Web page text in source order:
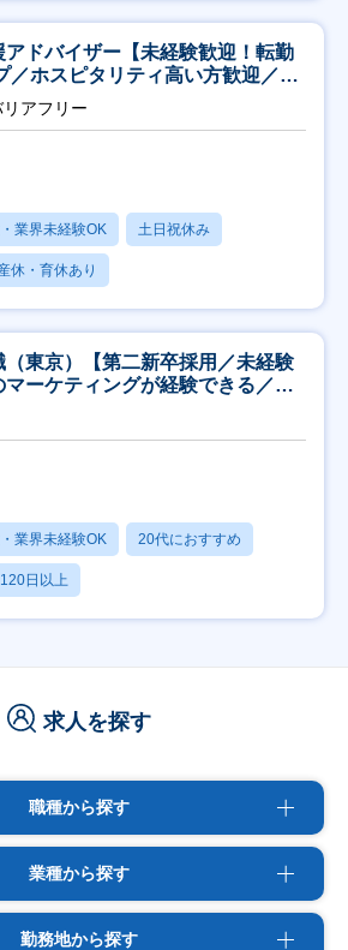
アドバイザー【未経験歓迎！転勤
／ホスピタリティ高い方歓迎／土
アフリー
業界未経験OK 土日祝休み
休・育休あり
（東京）【第二新卒採用／未経験
ーケティングが経験できる／研
業界未経験OK 20代におすすめ
日以上
求人を探す
職種から探す
業種から探す
勤務地から探す